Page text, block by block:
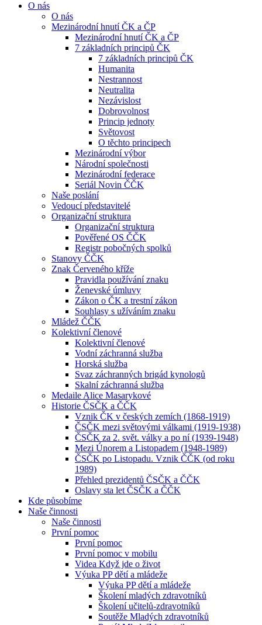
O nás
O nás
Mezinárodní hnutí ČK a ČP
Mezinárodní hnutí ČK a ČP
7 základních principů ČK
7 základních principů ČK
Humanita
Nestrannost
Neutralita
Nezávislost
Dobrovolnost
Princip jednoty
Světovost
O těchto principech
Mezinárodní výbor
Národní společnosti
Mezinárodní federace
Seriál Novin ČČK
Naše poslání
Vedoucí představitelé
Organizační struktura
Organizační struktura
Pověřené OS ČČK
Registr pobočných spolků
Stanovy ČČK
Znak Červeného kříže
Pravidla používání znaku
Ženevské úmluvy
Zákon o ČK a trestní zákon
Souhlasy s užíváním znaku
Mládež ČČK
Kolektivní členové
Kolektivní členové
Vodní záchranná služba
Horská služba
Svaz záchranných brigád kynologů
Skalní záchranná služba
Medaile Alice Masarykové
Historie ČSČK a ČČK
Vznik ČK v českých zemích (1868-1919)
ČSČK mezi světovými válkami (1919-1938)
ČSČK za 2. svět. války a po ní (1939-1948)
Mezi Únorem a Listopadem (1948-1989)
ČSČK po Listopadu. Vznik ČČK (od roku
1989)
Přehled prezidentů ČSČK a ČČK
Oslavy sta let ČSČK a ČČK
Kde působíme
Naše činnosti
Naše činnosti
První pomoc
První pomoc
První pomoc v mobilu
Videa Když jde o život
Výuka PP dětí a mládeže
Výuka PP dětí a mládeže
Školení mladých zdravotníků
Školení učitelů-zdravotníků
Soutěže Mladých zdravotníků